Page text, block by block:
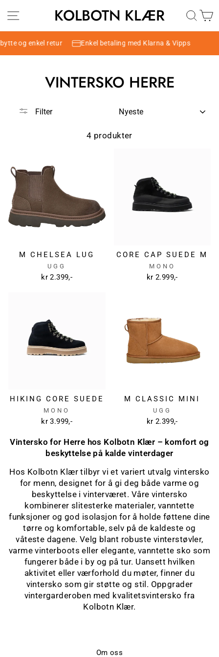
til
DAME HERRE
SIDENAVIGASJONKOLBOTN KLÆR SØK
og enkel retur Enkel betaling med Klarna & Vipps
VINTERSKO HERRE
Filter
4 produkter
M CHELSEA LUG
UGG
kr 2.399,-
CORE CAP SUEDE M
MONO
kr 2.999,-
HIKING CORE SUEDE
MONO
kr 3.999,-
M CLASSIC MINI
UGG
kr 2.399,-
Vintersko for Herre hos Kolbotn Klær – komfort og
beskyttelse på kalde vinterdager
Hos Kolbotn Klær tilbyr vi et variert utvalg vintersko
for menn, designet for å gi deg både varme og
beskyttelse i vinterværet. Våre vintersko
kombinerer slitesterke materialer, vanntette
funksjoner og god isolasjon for å holde føttene dine
tørre og komfortable, selv på de kaldeste og
våteste dagene. Velg blant robuste vinterstøvler,
varme vinterboots eller elegante, vanntette sko som
fungerer både i by og på tur. Uansett hvilken
aktivitet eller værforhold du møter, finner du
vintersko som gir støtte og stil. Oppgrader
vintergarderoben med kvalitetsvintersko fra
Kolbotn Klær.
Om oss